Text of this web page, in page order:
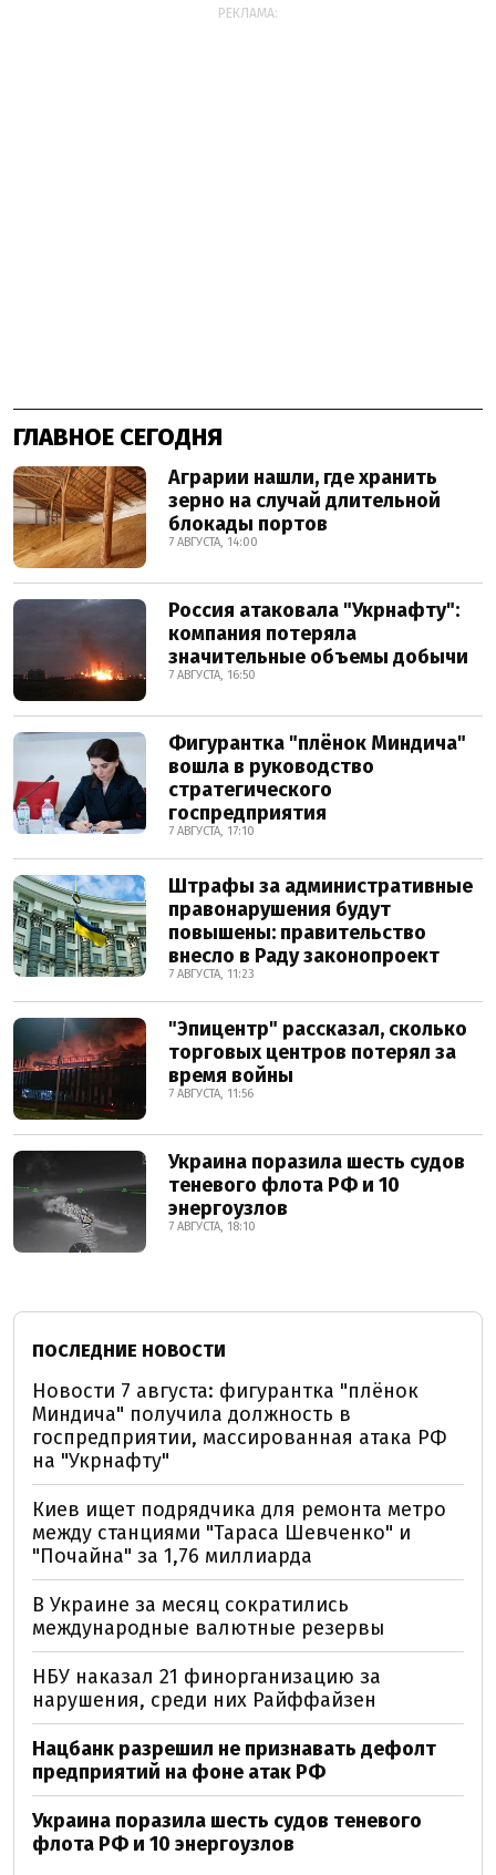
РЕКЛАМА:
ГЛАВНОЕ СЕГОДНЯ
Аграрии нашли, где хранить
зерно на случай длительной
блокады портов
7 АВГУСТА, 14:00
Россия атаковала "Укрнафту":
компания потеряла
значительные объемы добычи
7 АВГУСТА, 16:50
Фигурантка "плёнок Миндича"
вошла в руководство
стратегического
госпредприятия
7 АВГУСТА, 17:10
Штрафы за административные
правонарушения будут
повышены: правительство
внесло в Раду законопроект
7 АВГУСТА, 11:23
"Эпицентр" рассказал, сколько
торговых центров потерял за
время войны
7 АВГУСТА, 11:56
Украина поразила шесть судов
теневого флота РФ и 10
энергоузлов
7 АВГУСТА, 18:10
ПОСЛЕДНИЕ НОВОСТИ
Новости 7 августа: фигурантка "плёнок
Миндича" получила должность в
госпредприятии, массированная атака РФ
на "Укрнафту"
Киев ищет подрядчика для ремонта метро
между станциями "Тараса Шевченко" и
"Почайна" за 1,76 миллиарда
В Украине за месяц сократились
международные валютные резервы
НБУ наказал 21 финорганизацию за
нарушения, среди них Райффайзен
Нацбанк разрешил не признавать дефолт
предприятий на фоне атак РФ
Украина поразила шесть судов теневого
флота РФ и 10 энергоузлов